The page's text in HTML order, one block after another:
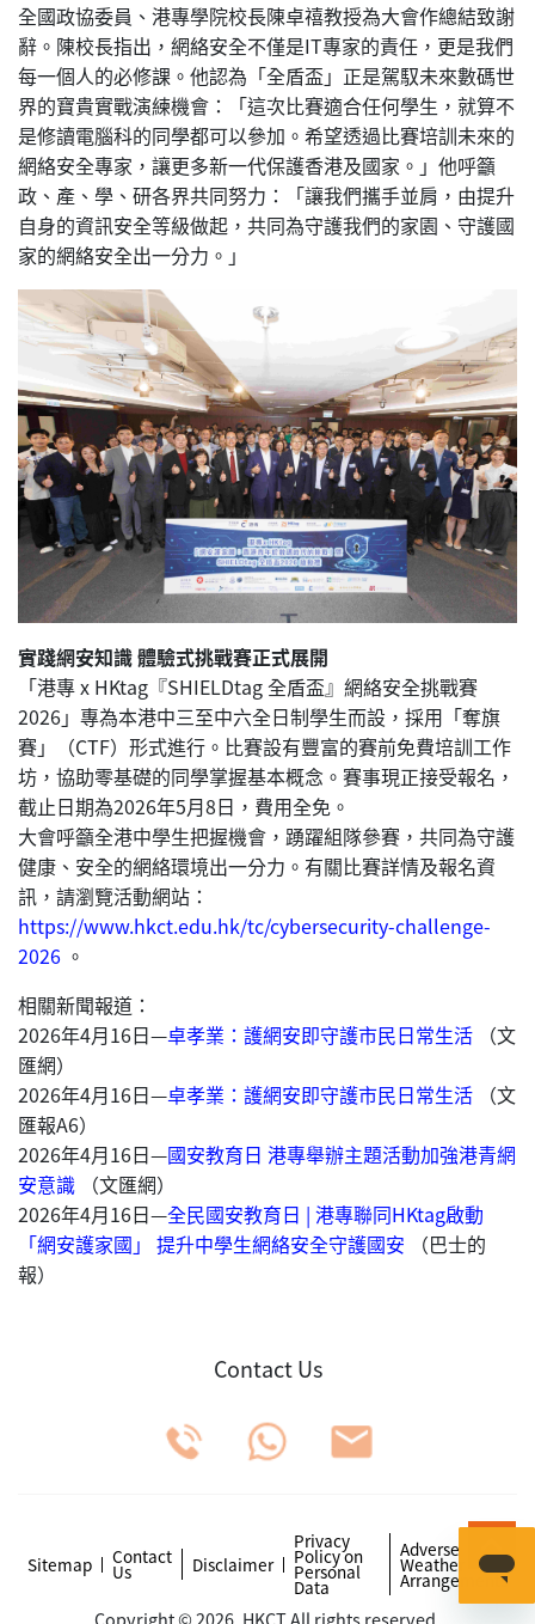
全國政協委員、港專學院校長陳卓禧教授為大會作總結致謝
辭。陳校長指出，網絡安全不僅是IT專家的責任，更是我們
每一個人的必修課。他認為「全盾盃」正是駕馭未來數碼世
界的寶貴實戰演練機會：「這次比賽適合任何學生，就算不
是修讀電腦科的同學都可以參加。希望透過比賽培訓未來的
網絡安全專家，讓更多新一代保護香港及國家。」他呼籲
政、產、學、研各界共同努力：「讓我們攜手並肩，由提升
自身的資訊安全等級做起，共同為守護我們的家園、守護國
家的網絡安全出一分力。」
實踐網安知識 體驗式挑戰賽正式展開
「港專 x HKtag『SHIELDtag 全盾盃』網絡安全挑戰賽
2026」專為本港中三至中六全日制學生而設，採用「奪旗
賽」（CTF）形式進行。比賽設有豐富的賽前免費培訓工作
坊，協助零基礎的同學掌握基本概念。賽事現正接受報名，
截止日期為2026年5月8日，費用全免。
大會呼籲全港中學生把握機會，踴躍組隊參賽，共同為守護
健康、安全的網絡環境出一分力。有關比賽詳情及報名資
訊，請瀏覽活動網站：
https://www.hkct.edu.hk/tc/cybersecurity-challenge-
2026 。
相關新聞報道：
2026年4月16日—卓孝業：護網安即守護市民日常生活 （文
匯網）
2026年4月16日—卓孝業：護網安即守護市民日常生活 （文
匯報A6）
2026年4月16日—國安教育日 港專舉辦主題活動加強港青網
安意識 （文匯網）
2026年4月16日—全民國安教育日 | 港專聯同HKtag啟動
「網安護家國」 提升中學生網絡安全守護國安 （巴士的
報）
Contact Us
Sitemap Contact
Us Disclaimer
Privacy
Policy on
Personal
Data
Adverse
Weather
Arrangements
Copyright © 2026. HKCT All rights reserved.